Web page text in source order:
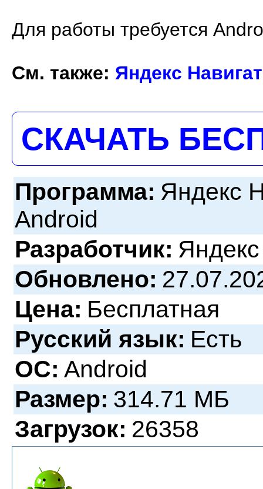
Для работы требуется
См. также: Яндекс
СКАЧАТЬ
Программа: Яндекс
Android
Разработчик: Яндекс
Обновлено:
Цена: Бесплатная
Русский язык: Есть
ОС: Android
Размер: 314.71 МБ
Загрузок: 26358